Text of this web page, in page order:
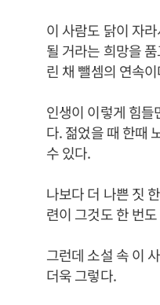
이 사람도 닭이 자
될 거라는 희망을
린 채 뺄셈의 연속
인생이 이렇게 힘들
다. 젊었을 때 한때
수 있다.
나보다 더 나쁜 짓
련이 그것도 한 번
그런데 소설 속 이
더욱 그렇다.